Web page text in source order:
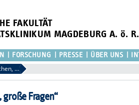
FAKULTÄT
MAGDEBURG A. ö. R.
FORSCHUNG PRESSE ÜBER UNS
Einladung zur Fortbildung „Kleine Knochen, große Fragen“
große Fragen“